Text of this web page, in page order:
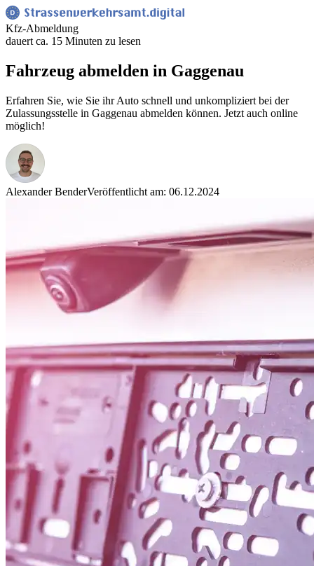
Kfz-Abmeldung
dauert ca. 15 Minuten zu lesen
Fahrzeug abmelden in Gaggenau
Erfahren Sie, wie Sie ihr Auto schnell und unkompliziert bei der
Zulassungsstelle in Gaggenau abmelden können. Jetzt auch online
möglich!
Alexander BenderVeröffentlicht am: 06.12.2024